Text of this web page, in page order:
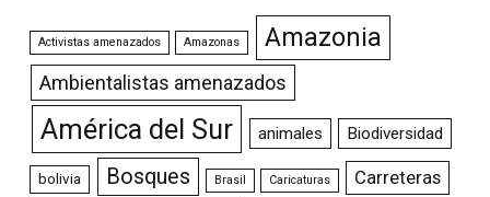
Activistas amenazados Amazonas Amazonia
Ambientalistas amenazados
América del Sur animales Biodiversidad
bolivia Bosques Brasil Caricaturas Carreteras